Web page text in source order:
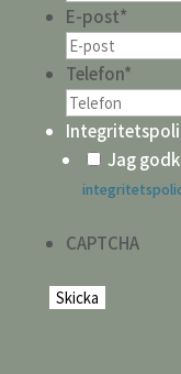
E-post*
Telefon*
Jag
CAPTCHA